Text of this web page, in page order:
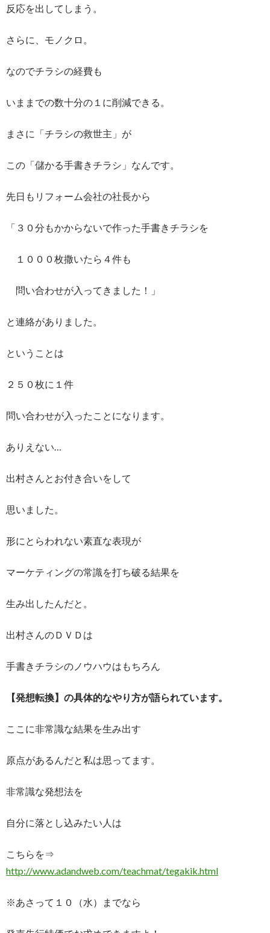
反応を出してしまう。
さらに、モノクロ。
なのでチラシの経費も
いままでの数十分の１に削減できる。
まさに「チラシの救世主」が
この「儲かる手書きチラシ」なんです。
先日もリフォーム会社の社長から
「３０分もかからないで作った手書きチラシを
１０００枚撒いたら４件も
問い合わせが入ってきました！」
と連絡がありました。
ということは
２５０枚に１件
問い合わせが入ったことになります。
ありえない…
出村さんとお付き合いをして
思いました。
形にとらわれない素直な表現が
マーケティングの常識を打ち破る結果を
生み出したんだと。
出村さんのＤＶＤは
手書きチラシのノウハウはもちろん
【発想転換】の具体的なやり方が語られています。
ここに非常識な結果を生み出す
原点があるんだと私は思ってます。
非常識な発想法を
自分に落とし込みたい人は
こちらを⇒
http://www.adandweb.com/teachmat/tegakik.html
※あさって１０（水）までなら